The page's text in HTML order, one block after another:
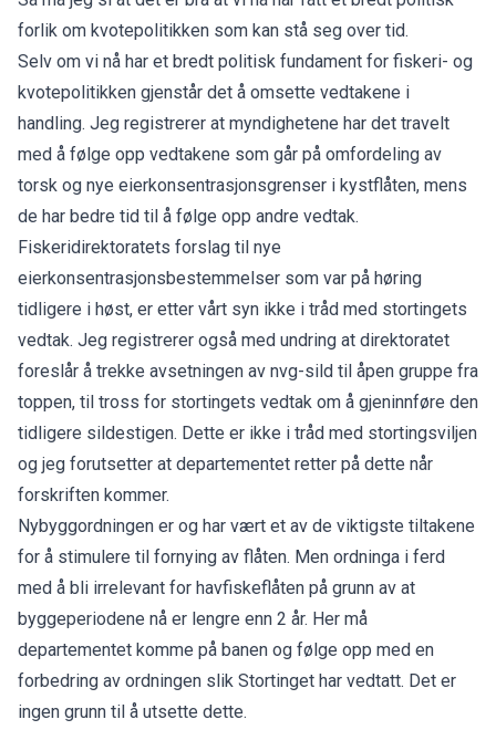
forlik om kvotepolitikken som kan stå seg over tid.
Selv om vi nå har et bredt politisk fundament for fiskeri- og
kvotepolitikken gjenstår det å omsette vedtakene i
handling. Jeg registrerer at myndighetene har det travelt
med å følge opp vedtakene som går på omfordeling av
torsk og nye eierkonsentrasjonsgrenser i kystflåten, mens
de har bedre tid til å følge opp andre vedtak.
Fiskeridirektoratets forslag til nye
eierkonsentrasjonsbestemmelser som var på høring
tidligere i høst, er etter vårt syn ikke i tråd med stortingets
vedtak. Jeg registrerer også med undring at direktoratet
foreslår å trekke avsetningen av nvg-sild til åpen gruppe fra
toppen, til tross for stortingets vedtak om å gjeninnføre den
tidligere sildestigen. Dette er ikke i tråd med stortingsviljen
og jeg forutsetter at departementet retter på dette når
forskriften kommer.
Nybyggordningen er og har vært et av de viktigste tiltakene
for å stimulere til fornying av flåten. Men ordninga i ferd
med å bli irrelevant for havfiskeflåten på grunn av at
byggeperiodene nå er lengre enn 2 år. Her må
departementet komme på banen og følge opp med en
forbedring av ordningen slik Stortinget har vedtatt. Det er
ingen grunn til å utsette dette.